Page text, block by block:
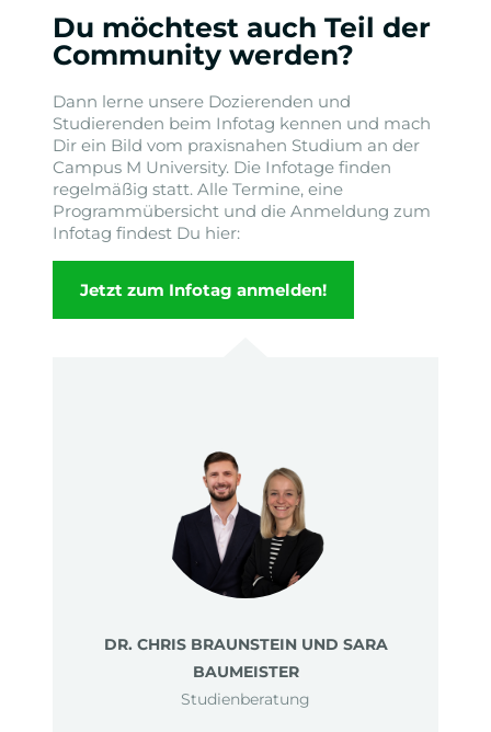
Du möchtest auch Teil der
Community werden?
Dann lerne unsere Dozierenden und
Studierenden beim Infotag kennen und mach
Dir ein Bild vom praxisnahen Studium an der
Campus M University. Die Infotage finden
regelmäßig statt. Alle Termine, eine
Programmübersicht und die Anmeldung zum
Infotag findest Du hier:
Jetzt zum Infotag anmelden!
DR. CHRIS BRAUNSTEIN UND SARA
BAUMEISTER
Studienberatung